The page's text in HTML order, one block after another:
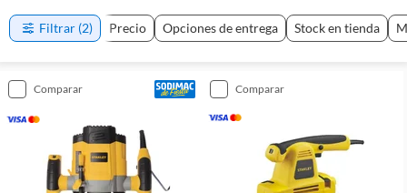
Filtrar (2) Precio Opciones de entrega Stock en tienda
comparar comparar